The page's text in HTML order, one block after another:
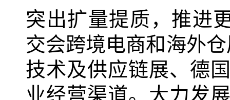
突出扩量提质，推进
交会跨境电商和海外
技术及供应链展、德
业经营渠道。大力发